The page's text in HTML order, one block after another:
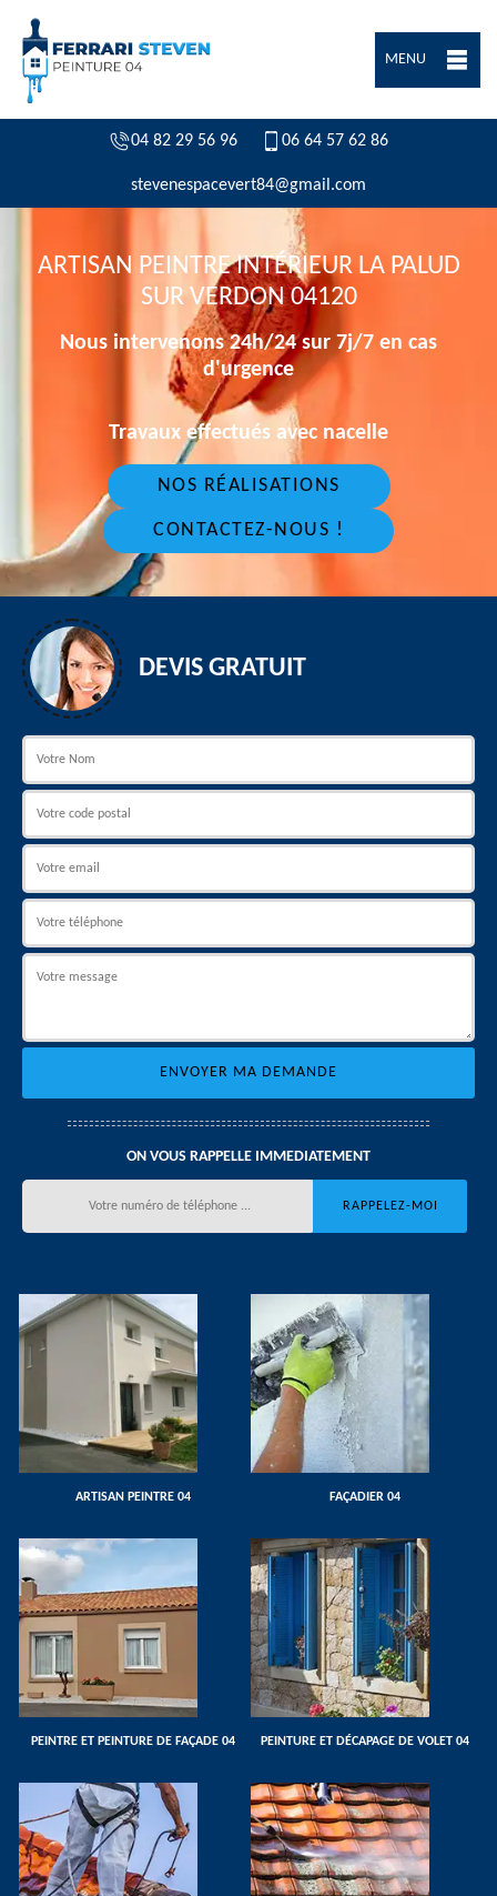
MENU
04 82 29 56 96 06 64 57 62 86
stevenespacevert84@gmail.com
ARTISAN PEINTRE INTÉRIEUR LA PALUD
SUR VERDON 04120
Nous intervenons 24h/24 sur 7j/7 en cas
d'urgence
Travaux effectués avec nacelle
NOS RÉALISATIONS
CONTACTEZ-NOUS !
DEVIS GRATUIT
ON VOUS RAPPELLE IMMEDIATEMENT
ARTISAN PEINTRE 04 FAÇADIER 04
PEINTRE ET PEINTURE DE FAÇADE 04 PEINTURE ET DÉCAPAGE DE VOLET 04